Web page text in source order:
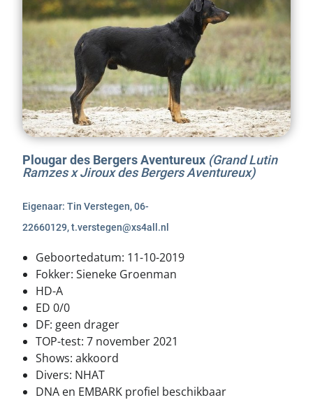
Plougar des Bergers Aventureux (Grand Lutin
Ramzes x Jiroux des Bergers Aventureux)
Eigenaar: Tin Verstegen, 06-
22660129, t.verstegen@xs4all.nl
Geboortedatum: 11-10-2019
Fokker: Sieneke Groenman
HD-A
ED 0/0
DF: geen drager
TOP-test: 7 november 2021
Shows: akkoord
Divers: NHAT
DNA en EMBARK profiel beschikbaar